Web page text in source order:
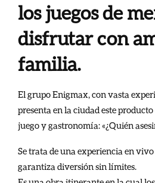
los juegos de
disfrutar con
familia.
El grupo Enigmax, con vasta
presenta en la ciudad este
juego y gastronomía: «¿Quién
Se trata de una experiencia en
garantiza diversión sin límites.